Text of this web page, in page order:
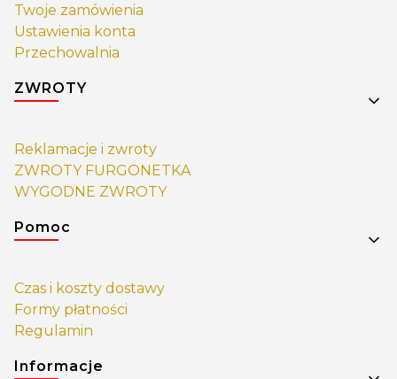
Twoje zamówienia
Ustawienia konta
Przechowalnia
ZWROTY
Reklamacje i zwroty
ZWROTY FURGONETKA
WYGODNE ZWROTY
Pomoc
Czas i koszty dostawy
Formy płatności
Regulamin
Informacje